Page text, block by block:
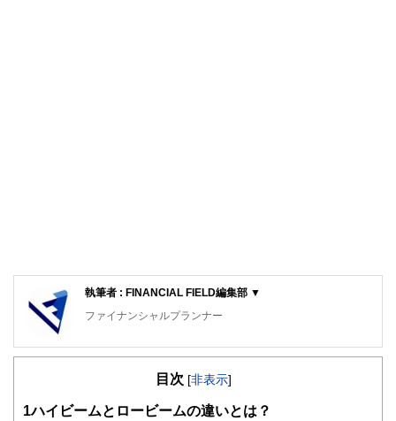
執筆者 : FINANCIAL FIELD編集部 ▼
ファイナンシャルプランナー
FinancialField編集部は、金融、経済に関する記事を、日々
知識がない方でも理解できるようわかりやすく発信していま
目次 [非表示]
1 ハイビームとロービームの違いとは？